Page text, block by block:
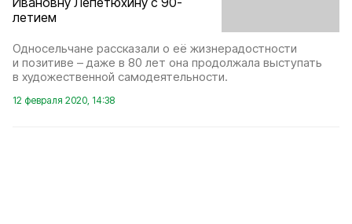
летием
Односельчане рассказали о её жизнерадостности
и позитиве – даже в 80 лет она продолжала выступать
в художественной самодеятельности.
12 февраля 2020, 14:38